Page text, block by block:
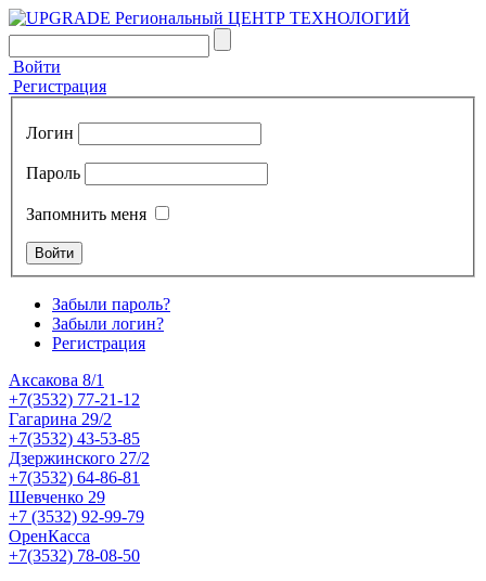
Войти
Регистрация
Логин
Пароль
Запомнить меня
Забыли пароль?
Забыли логин?
Регистрация
Аксакова 8/1
+7(3532) 77-21-12
Гагарина 29/2
+7(3532) 43-53-85
Дзержинского 27/2
+7(3532) 64-86-81
Шевченко 29
+7 (3532) 92-99-79
ОренКасса
+7(3532) 78-08-50